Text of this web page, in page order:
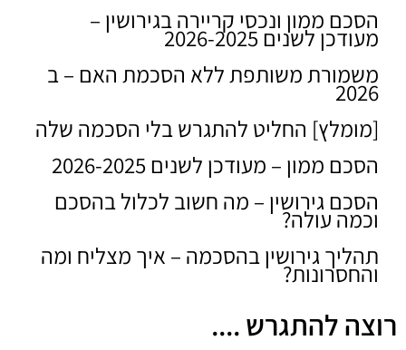
הסכם ממון ונכסי קריירה בגירושין –
מעודכן לשנים 2026-2025
משמורת משותפת ללא הסכמת האם – ב
2026
[מומלץ] החליט להתגרש בלי הסכמה שלה
הסכם ממון – מעודכן לשנים 2026-2025
הסכם גירושין – מה חשוב לכלול בהסכם
וכמה עולה?
תהליך גירושין בהסכמה – איך מצליח ומה
והחסרונות?
רוצה להתגרש ....